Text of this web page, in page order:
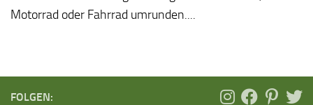
Motorrad oder Fahrrad umrunden....
FOLGEN: